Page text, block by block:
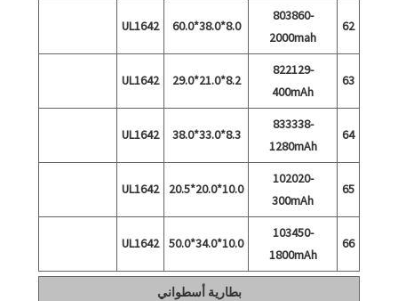
62
803860-
2000mah
8.0*38.0*60.0
UL1642
63
822129-
400mAh
8.2*21.0*29.0
UL1642
64
833338-
1280mAh
8.3*33.0*38.0
UL1642
65
102020-
300mAh
10.0*20.0*20.5
UL1642
66
103450-
1800mAh
10.0*34.0*50.0
UL1642
بطارية أسطواني